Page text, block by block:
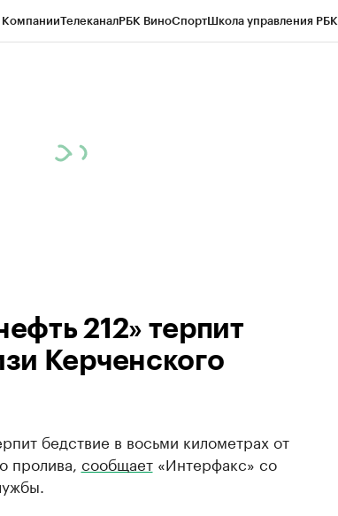
КомпанииТелеканалРБК ВиноСпортШкола управления РБК
212» терпит
Керченского
бедствие в восьми километрах от
пролива, сообщает«Интерфакс» со